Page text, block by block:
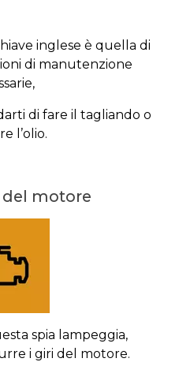
inglese è quella di
di manutenzione
di fare il tagliando o
l’olio.
del motore
spia lampeggia,
i giri del motore.